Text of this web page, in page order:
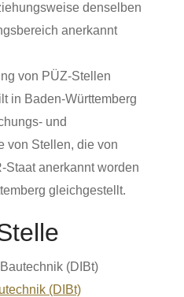
denselben
anerkannt
von PÜZ-Stellen
in Baden-Württemberg
und
von Stellen, die von
Staat anerkannt worden
gleichgestellt.
(DIBt)
(DIBt)